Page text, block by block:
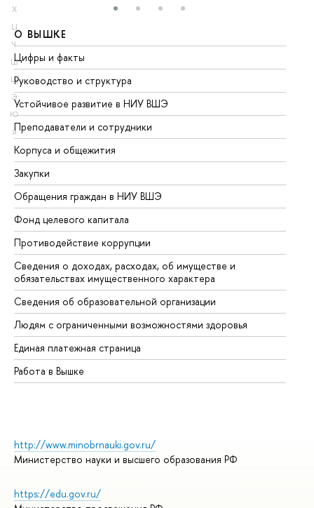
Х
Ц
Ч
Ш
Щ
Э
Ю
Я
О ВЫШКЕ
Цифры и факты
Руководство и структура
Устойчивое развитие в НИУ ВШЭ
Преподаватели и сотрудники
Корпуса и общежития
Закупки
Обращения граждан в НИУ ВШЭ
Фонд целевого капитала
Противодействие коррупции
Сведения о доходах, расходах, об имуществе и
обязательствах имущественного характера
Сведения об образовательной организации
Людям с ограниченными возможностями здоровья
Единая платежная страница
Работа в Вышке
http://www.minobrnauki.gov.ru/
Министерство науки и высшего образования РФ
https://edu.gov.ru/